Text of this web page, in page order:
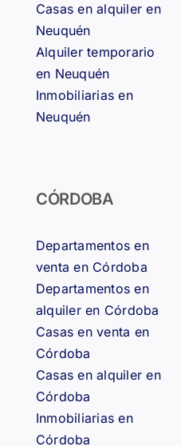
Casas en alquiler en
Neuquén
Alquiler temporario
en Neuquén
Inmobiliarias en
Neuquén
CÓRDOBA
Departamentos en
venta en Córdoba
Departamentos en
alquiler en Córdoba
Casas en venta en
Córdoba
Casas en alquiler en
Córdoba
Inmobiliarias en
Córdoba